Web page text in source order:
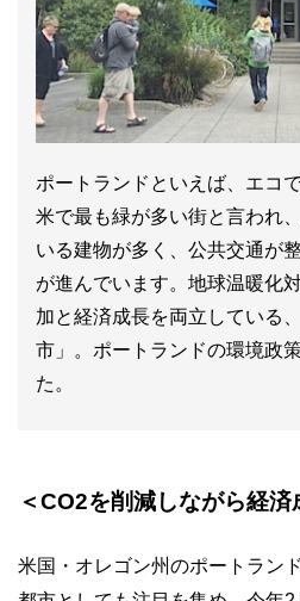
ポートランドといえば、エコ
米で最も緑が多い街と言われ
いる建物が多く、公共交通が
が進んでいます。地球温暖化
加と経済成長を両立している
市」。ポートランドの環境政
た。
＜CO2を削減しながら経済
米国・オレゴン州のポートラン